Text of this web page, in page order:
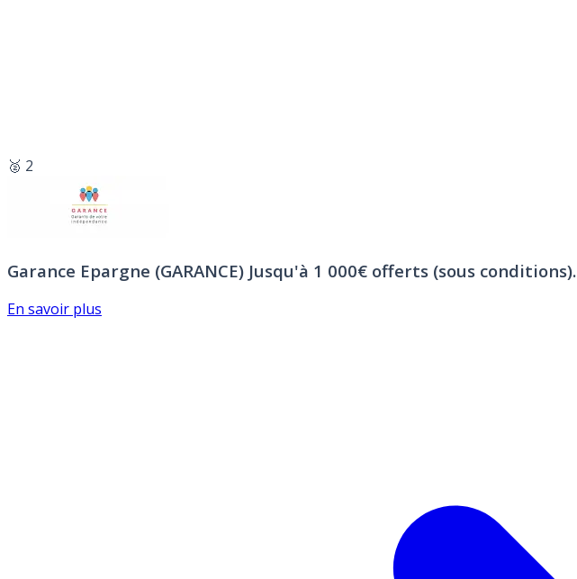
🥈 2
Garance Epargne (GARANCE) Jusqu'à 1 000€ offerts (sous conditions).
En savoir plus